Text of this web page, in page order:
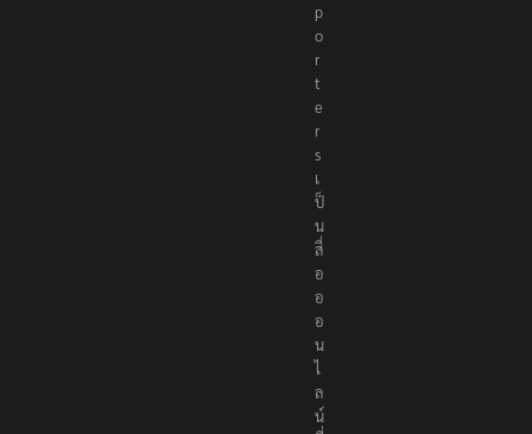
p
o
r
t
e
r
s
เ
ป็
น
สื่
อ
อ
อ
น
ไ
ล
น์